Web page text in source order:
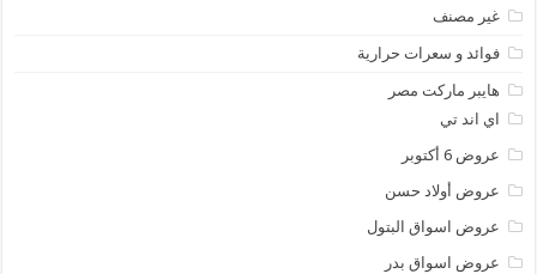
غير مصنف
فوائد و سعرات حرارية
هايبر ماركت مصر
اي اند تي
عروض 6 أكتوبر
عروض أولاد حسن
عروض اسواق البتول
عروض اسواق بدر